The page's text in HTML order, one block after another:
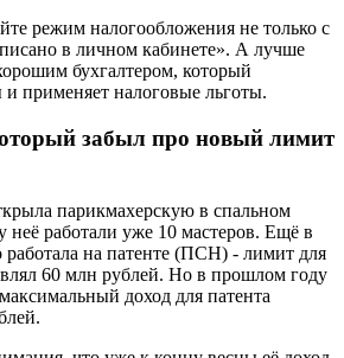
режим налогообложения не только с
в личном кабинете». А лучше
бухгалтером, который
применяет налоговые льготы.
забыл про новый лимит
парикмахерскую в спальном
неё работали уже 10 мастеров. Ещё в
работала на патенте (ПСН) - лимит для
60 млн рублей. Но в прошлом году
доход для патента